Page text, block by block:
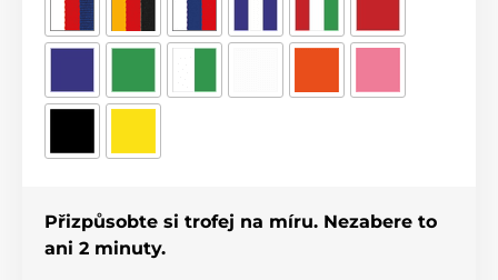
Přizpůsobte si trofej na míru. Nezabere to
ani 2 minuty.